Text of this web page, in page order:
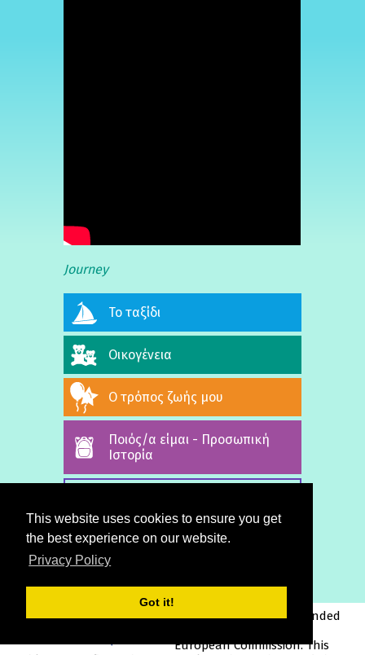
This website uses cookies to ensure you get
the best experience on our website.
Privacy Policy
Got it!
Journey
Το ταξίδι
Οικογένεια
Ο τρόπος ζωής μου
Ποιός/α είμαι - Προσωπική
Ιστορία
This project has been funded
European Commission. This